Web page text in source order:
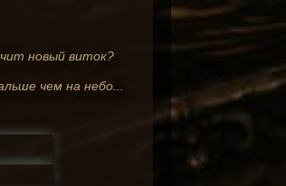
новый виток?
чем на небо...